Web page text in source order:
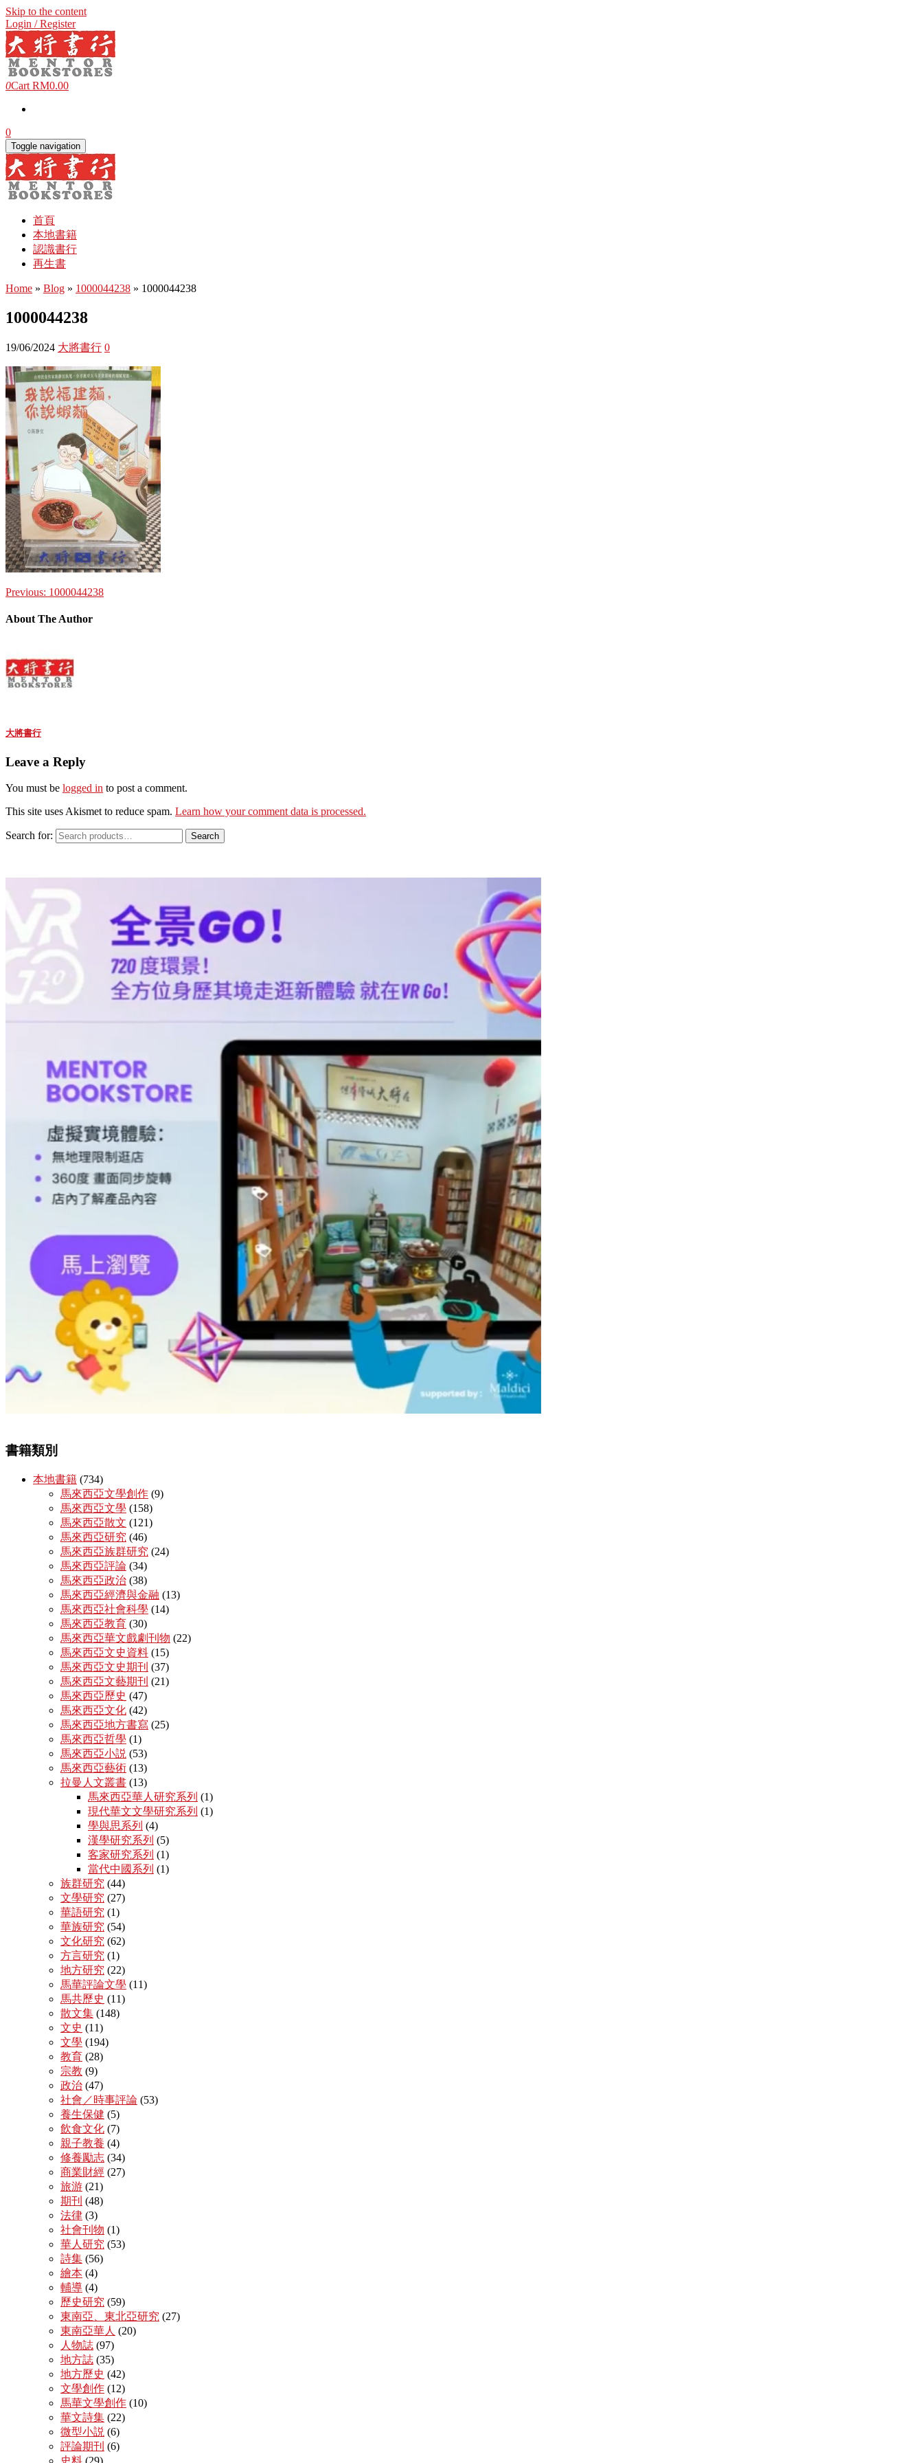
Skip to the content
Login / Register
0Cart RM0.00
0
Toggle navigation
首頁
本地書籍
認識書行
再生書
Home » Blog » 1000044238 » 1000044238
1000044238
19/06/2024 大將書行 0
Previous: 1000044238
About The Author
大將書行
Leave a Reply
You must be logged in to post a comment.
This site uses Akismet to reduce spam. Learn how your comment data is processed.
Search for: Search
書籍類別
本地書籍 (734)
馬來西亞文學創作 (9)
馬來西亞文學 (158)
馬來西亞散文 (121)
馬來西亞研究 (46)
馬來西亞族群研究 (24)
馬來西亞評論 (34)
馬來西亞政治 (38)
馬來西亞經濟與金融 (13)
馬來西亞社會科學 (14)
馬來西亞教育 (30)
馬來西亞華文戲劇刊物 (22)
馬來西亞文史資料 (15)
馬來西亞文史期刊 (37)
馬來西亞文藝期刊 (21)
馬來西亞歷史 (47)
馬來西亞文化 (42)
馬來西亞地方書寫 (25)
馬來西亞哲學 (1)
馬來西亞小説 (53)
馬來西亞藝術 (13)
拉曼人文叢書 (13)
馬來西亞華人研究系列 (1)
現代華文文學研究系列 (1)
學與思系列 (4)
漢學研究系列 (5)
客家研究系列 (1)
當代中國系列 (1)
族群研究 (44)
文學研究 (27)
華語研究 (1)
華族研究 (54)
文化研究 (62)
方言研究 (1)
地方研究 (22)
馬華評論文學 (11)
馬共歷史 (11)
散文集 (148)
文史 (11)
文學 (194)
教育 (28)
宗教 (9)
政治 (47)
社會／時事評論 (53)
養生保健 (5)
飲食文化 (7)
親子教養 (4)
修養勵志 (34)
商業財經 (27)
旅游 (21)
期刊 (48)
法律 (3)
社會刊物 (1)
華人研究 (53)
詩集 (56)
繪本 (4)
輔導 (4)
歷史研究 (59)
東南亞、東北亞研究 (27)
東南亞華人 (20)
人物誌 (97)
地方誌 (35)
地方歷史 (42)
文學創作 (12)
馬華文學創作 (10)
華文詩集 (22)
微型小説 (6)
評論期刊 (6)
史料 (29)